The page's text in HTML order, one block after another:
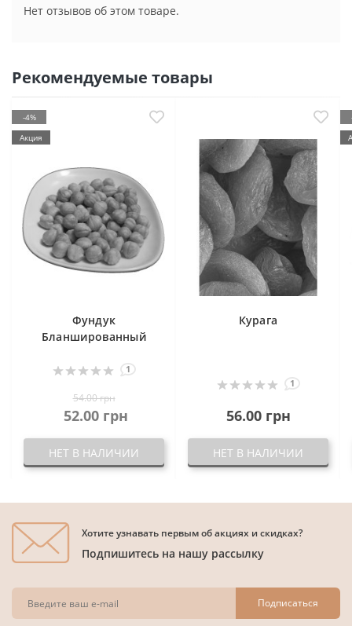
Нет отзывов об этом товаре.
Рекомендуемые товары
-4%
Акция
Фундук
Бланшированный
1
54.00 грн
52.00 грн
НЕТ В НАЛИЧИИ
Курага
1
56.00 грн
НЕТ В НАЛИЧИИ
Хотите узнавать первым об акциях и скидках?
Подпишитесь на нашу рассылку
Подписаться